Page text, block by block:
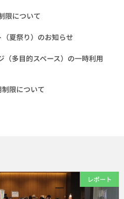
限について
夏祭り）のお知らせ
多目的スペース）の一時利用
限について
レポート